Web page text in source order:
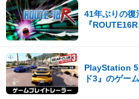
41年ぶりの復
『
PlayStation 5
ド3』のゲー